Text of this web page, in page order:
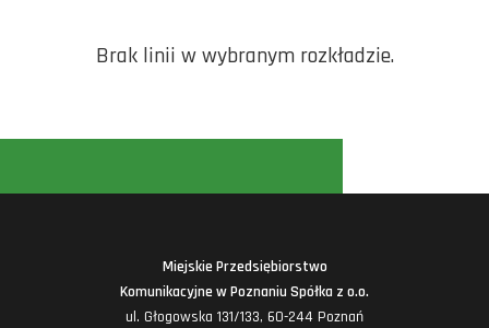
Brak linii w wybranym rozkładzie.
Miejskie Przedsiębiorstwo
Komunikacyjne w Poznaniu Spółka z o.o.
ul. Głogowska 131/133, 60-244 Poznań